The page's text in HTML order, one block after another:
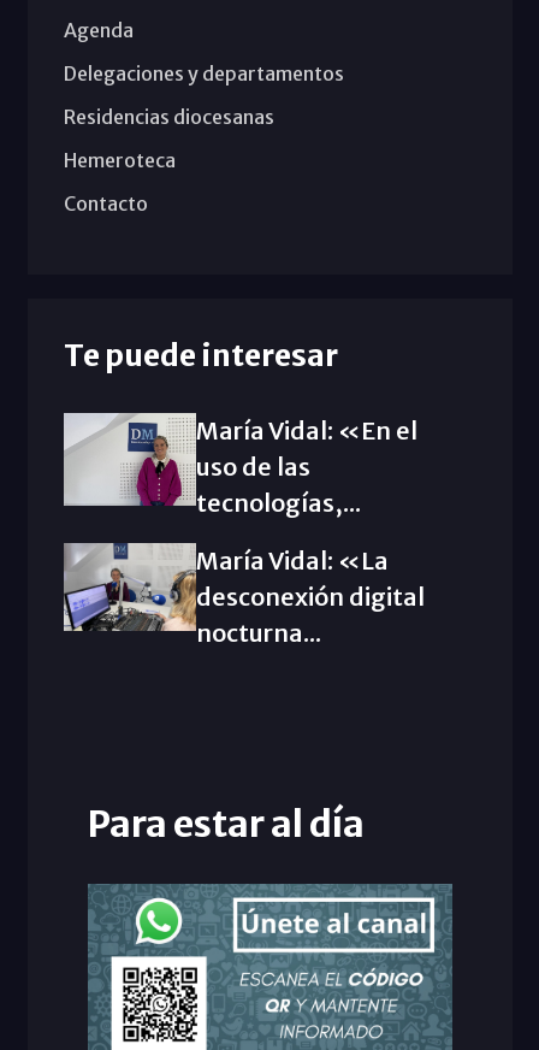
Agenda
Delegaciones y departamentos
Residencias diocesanas
Hemeroteca
Contacto
Te puede interesar
María Vidal: «En el
uso de las
tecnologías,...
María Vidal: «La
desconexión digital
nocturna...
Para estar al día